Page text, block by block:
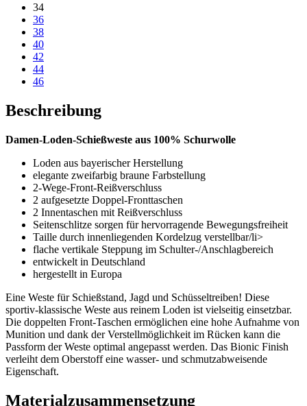
34
36
38
40
42
44
46
Beschreibung
Damen-Loden-Schießweste aus 100% Schurwolle
Loden aus bayerischer Herstellung
elegante zweifarbig braune Farbstellung
2-Wege-Front-Reißverschluss
2 aufgesetzte Doppel-Fronttaschen
2 Innentaschen mit Reißverschluss
Seitenschlitze sorgen für hervorragende Bewegungsfreiheit
Taille durch innenliegenden Kordelzug verstellbar/li>
flache vertikale Steppung im Schulter-/Anschlagbereich
entwickelt in Deutschland
hergestellt in Europa
Eine Weste für Schießstand, Jagd und Schüsseltreiben! Diese
sportiv-klassische Weste aus reinem Loden ist vielseitig einsetzbar.
Die doppelten Front-Taschen ermöglichen eine hohe Aufnahme von
Munition und dank der Verstellmöglichkeit im Rücken kann die
Passform der Weste optimal angepasst werden. Das Bionic Finish
verleiht dem Oberstoff eine wasser- und schmutzabweisende
Eigenschaft.
Materialzusammensetzung